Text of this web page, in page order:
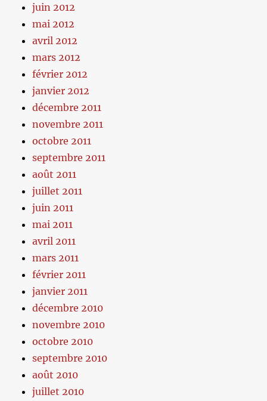
juin 2012
mai 2012
avril 2012
mars 2012
février 2012
janvier 2012
décembre 2011
novembre 2011
octobre 2011
septembre 2011
août 2011
juillet 2011
juin 2011
mai 2011
avril 2011
mars 2011
février 2011
janvier 2011
décembre 2010
novembre 2010
octobre 2010
septembre 2010
août 2010
juillet 2010